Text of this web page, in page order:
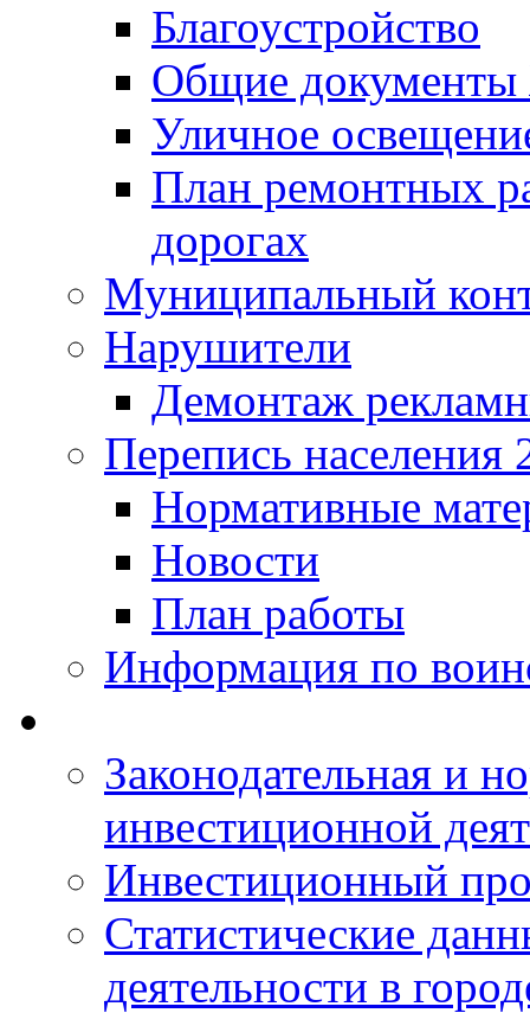
Благоустройство
Общие
Уличное
План ремонтных
дорогах
Муниципальный
Нарушители
Демонтаж
Перепись населения
Нормативные
Новости
План работы
Информация по
Законодательная и
инвестиционной
Инвестиционный
Статистические
деятельности в